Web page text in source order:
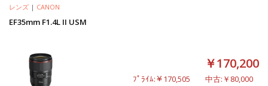
レンズ | CANON
EF35mm F1.4L II USM
￥170,200
ﾌﾟﾗｲﾑ:￥170,505 中古:￥80,000